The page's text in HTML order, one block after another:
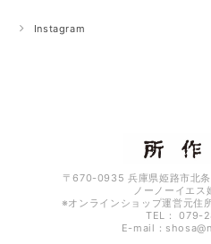
Instagram
〒670-0935 兵庫県姫路市北
ノーノーイエス
※オンラインショップ運営元住
TEL： 079-
E-mail：